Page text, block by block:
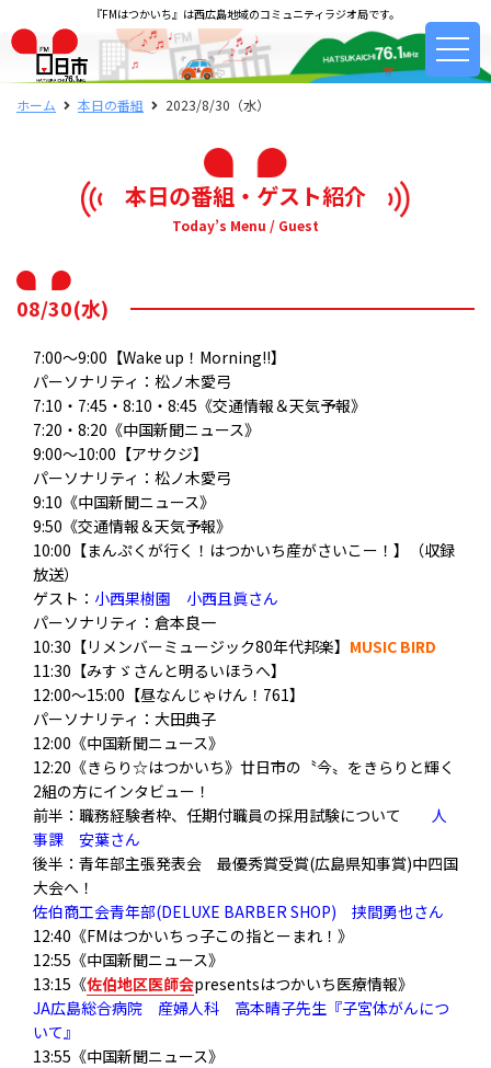
『FMはつかいち』は西広島地域のコミュニティラジオ局です。
ホーム 本日の番組 2023/8/30（水）
本日の番組・ゲスト紹介
Today’s Menu / Guest
08/30(水)
7:00～9:00【Wake up！Morning!!】
パーソナリティ：松ノ木愛弓
7:10・7:45・8:10・8:45《交通情報＆天気予報》
7:20・8:20《中国新聞ニュース》
9:00～10:00【アサクジ】
パーソナリティ：松ノ木愛弓
9:10《中国新聞ニュース》
9:50《交通情報＆天気予報》
10:00【まんぷくが行く！はつかいち産がさいこー！】（収録
放送）
ゲスト： 小西果樹園 小西且眞さん
パーソナリティ：倉本良一
10:30【リメンバーミュージック80年代邦楽】 MUSIC BIRD
11:30【みすゞさんと明るいほうへ】
12:00～15:00【昼なんじゃけん！761】
パーソナリティ：大田典子
12:00《中国新聞ニュース》
12:20《きらり☆はつかいち》廿日市の〝今〟をきらりと輝く
2組の方にインタビュー！
前半：職務経験者枠、任期付職員の採用試験について 人
事課 安葉さん
後半：青年部主張発表会 最優秀賞受賞(広島県知事賞)中四国
大会へ！
佐伯商工会青年部(DELUXE BARBER SHOP) 挟間勇也さん
12:40《FMはつかいちっ子この指とーまれ！》
12:55《中国新聞ニュース》
13:15《佐伯地区医師会presentsはつかいち医療情報》
JA広島総合病院 産婦人科 高本晴子先生『子宮体がんにつ
いて』
13:55《中国新聞ニュース》